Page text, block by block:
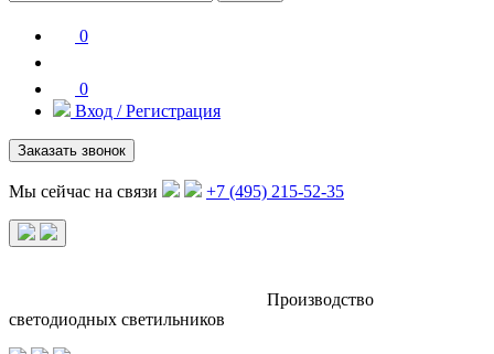
0
0
Вход / Регистрация
Заказать звонок
Мы сейчас на связи +7 (495) 215-52-35
Производство
светодиодных светильников